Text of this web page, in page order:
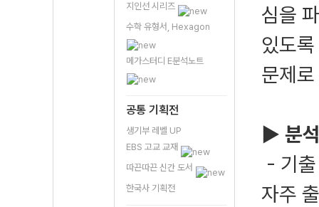
지인선 시리즈
수학 유형서, Hexagon
메가스터디 E분석노트
공통 기획전
생기부 레벨 UP
EBS 고교 교재
따끈따끈 신간 도서
한국사 기획전
심을
있도
문제
▶ 분
- 기
자주